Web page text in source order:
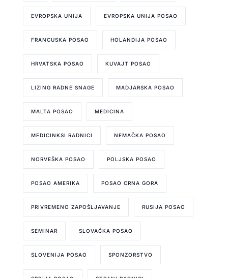
EVROPSKA UNIJA EVROPSKA UNIJA POSAO
FRANCUSKA POSAO HOLANDIJA POSAO
HRVATSKA POSAO KUVAJT POSAO
LIZING RADNE SNAGE MADJARSKA POSAO
MALTA POSAO MEDICINA
MEDICINKSI RADNICI NEMAČKA POSAO
NORVEŠKA POSAO POLJSKA POSAO
POSAO AMERIKA POSAO CRNA GORA
PRIVREMENO ZAPOŠLJAVANJE RUSIJA POSAO
SEMINAR SLOVAČKA POSAO
SLOVENIJA POSAO SPONZORSTVO